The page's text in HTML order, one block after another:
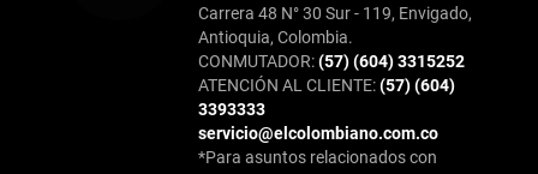
Carrera 48 N° 30 Sur - 119, Envigado,
Antioquia, Colombia.
CONMUTADOR:(57) (604) 3315252
ATENCIÓN AL CLIENTE:(57) (604)
3393333
servicio@elcolombiano.com.co
*Para asuntos relacionados con